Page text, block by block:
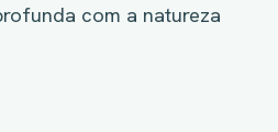
com a natureza